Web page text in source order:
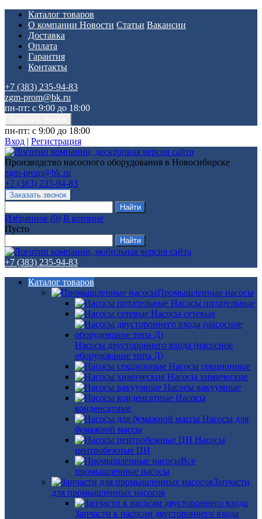
Каталог товаров
О компании Новости Статьи Вакансии
Доставка
Оплата
Гарантия
Контакты
+7 (383) 235-94-83
zgm-prom@bk.ru
пн-пт: с 9:00 до 18:00
пн-пт: с 9:00 до 18:00
Вход | Регистрация
Производство насосного оборудования в Новосибирске
zgm-prom@bk.ru
+7 (383) 235-94-83
Избранное (0) В корзине
Пусто
+7 (383) 235-94-83
Каталог товаров
Промышленные насосы
Насосы питательные
Насосы сетевые
Насосы двустороннего входа (насосное
оборудование типа Д)
Насосы секционные
Насосы химические
Насосы вакуумные
Насосы
конденсатные
Насосы для
бумажной массы
Насосы
центробежные ЦН
Все
промышленные насосы
Запчасти
для промышленных насосов
Запчасти к насосам двустороннего входа